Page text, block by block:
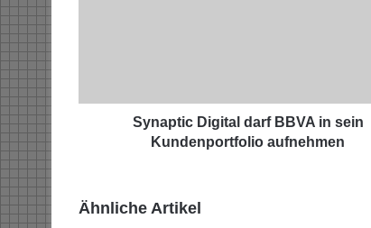
D
a
l
Synaptic Digital darf BBVA in sein
Kundenportfolio aufnehmen
Ähnliche Artikel